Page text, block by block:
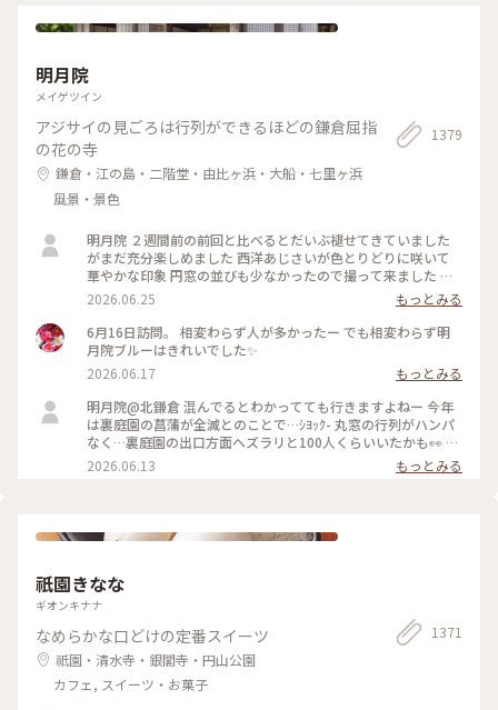
明月院
メイゲツイン
アジサイの見ごろは行列ができるほどの鎌倉屈指
の花の寺
鎌倉・江の島・二階堂・由比ヶ浜・大船・七里ヶ浜
風景・景色
1379
明月院 ２週間前の前回と比べるとだいぶ褪せてきていました
がまだ充分楽しめました 西洋あじさいが色とりどりに咲いて
華やかな印象 円窓の並びも少なかったので撮って来ました 裏
庭園の菖蒲の復活を願います
2026.06.25
もっとみる
6月16日訪問。 相変わらず人が多かったー でも相変わらず明
月院ブルーはきれいでした✨
2026.06.17
もっとみる
明月院@北鎌倉 混んでるとわかってても行きますよねー 今年
は裏庭園の菖蒲が全滅とのことで…ｼﾖｯｸ- 丸窓の行列がハンパ
なく…裏庭園の出口方面へズラリと100人くらいいたかも👀 装
飾のあじさいがとても素敵だったのでそりゃー撮りたくなりま
すよねー(ﾜｶﾙｰ) 写真もなかなか撮りづらいほどの人混み 急な方
ても疲れます… 夕方の空いてる時間を狙うのがいいのかもです
2026.06.13 もっとみる
祇園きなな
ギオンキナナ
なめらかな口どけの定番スイーツ
祇園・清水寺・銀閣寺・円山公園
カフェ, スイーツ・お菓子
1371